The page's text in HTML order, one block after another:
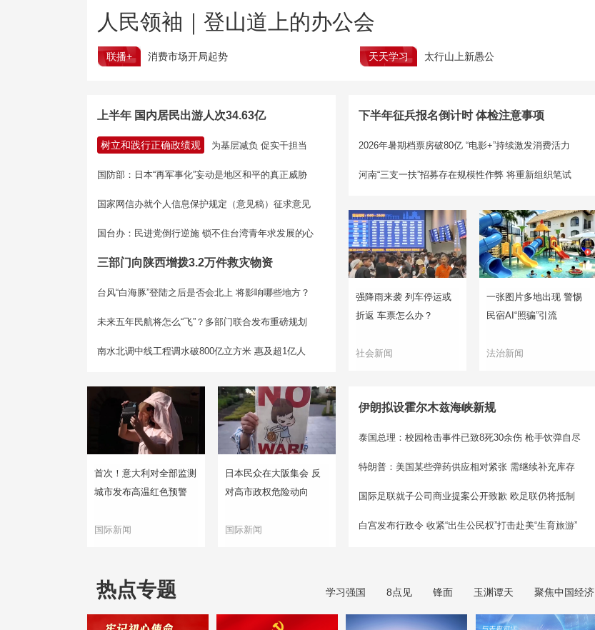
人民领袖｜登山道上的办公会
联播+ 消费市场开局起势 天天学习 太行山上新愚公
上半年 国内居民出游人次34.63亿
树立和践行正确政绩观 为基层减负 促实干担当
国防部：日本“再军事化”妄动是地区和平的真正威胁
国家网信办就个人信息保护规定（意见稿）征求意见
国台办：民进党倒行逆施 锁不住台湾青年求发展的心
三部门向陕西增拨3.2万件救灾物资
台风“白海豚”登陆之后是否会北上 将影响哪些地方？
未来五年民航将怎么“飞”？多部门联合发布重磅规划
南水北调中线工程调水破800亿立方米 惠及超1亿人
下半年征兵报名倒计时 体检注意事项
2026年暑期档票房破80亿 “电影+”持续激发消费活力
河南“三支一扶”招募存在规模性作弊 将重新组织笔试
强降雨来袭 列车停运或
折返 车票怎么办？
社会新闻
一张图片多地出现 警惕
民宿AI“照骗”引流
法治新闻
首次！意大利对全部监测
城市发布高温红色预警
国际新闻
日本民众在大阪集会 反
对高市政权危险动向
国际新闻
伊朗拟设霍尔木兹海峡新规
泰国总理：校园枪击事件已致8死30余伤 枪手饮弹自尽
特朗普：美国某些弹药供应相对紧张 需继续补充库存
国际足联就子公司商业提案公开致歉 欧足联仍将抵制
白宫发布行政令 收紧“出生公民权”打击赴美“生育旅游”
热点专题 学习强国 8点见 锋面 玉渊谭天 聚焦中国经济